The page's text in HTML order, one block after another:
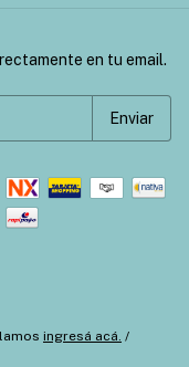
en tu email.
ingresá acá. /